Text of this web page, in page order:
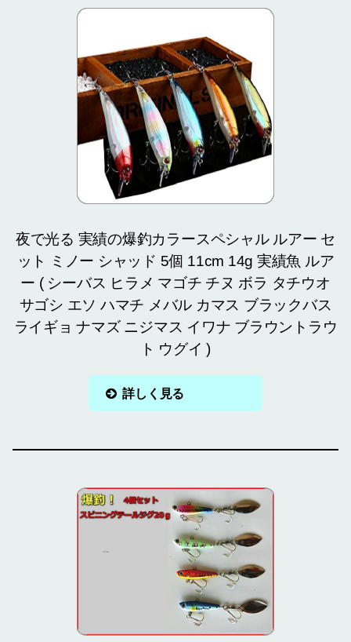
夜で光る 実績の爆釣カラースペシャル ルアー セ
ット ミノー シャッド 5個 11cm 14g 実績魚 ルア
ー ( シーバス ヒラメ マゴチ チヌ ボラ タチウオ
サゴシ エソ ハマチ メバル カマス ブラックバス
ライギョ ナマズ ニジマス イワナ ブラウントラウ
ト ウグイ )
詳しく見る